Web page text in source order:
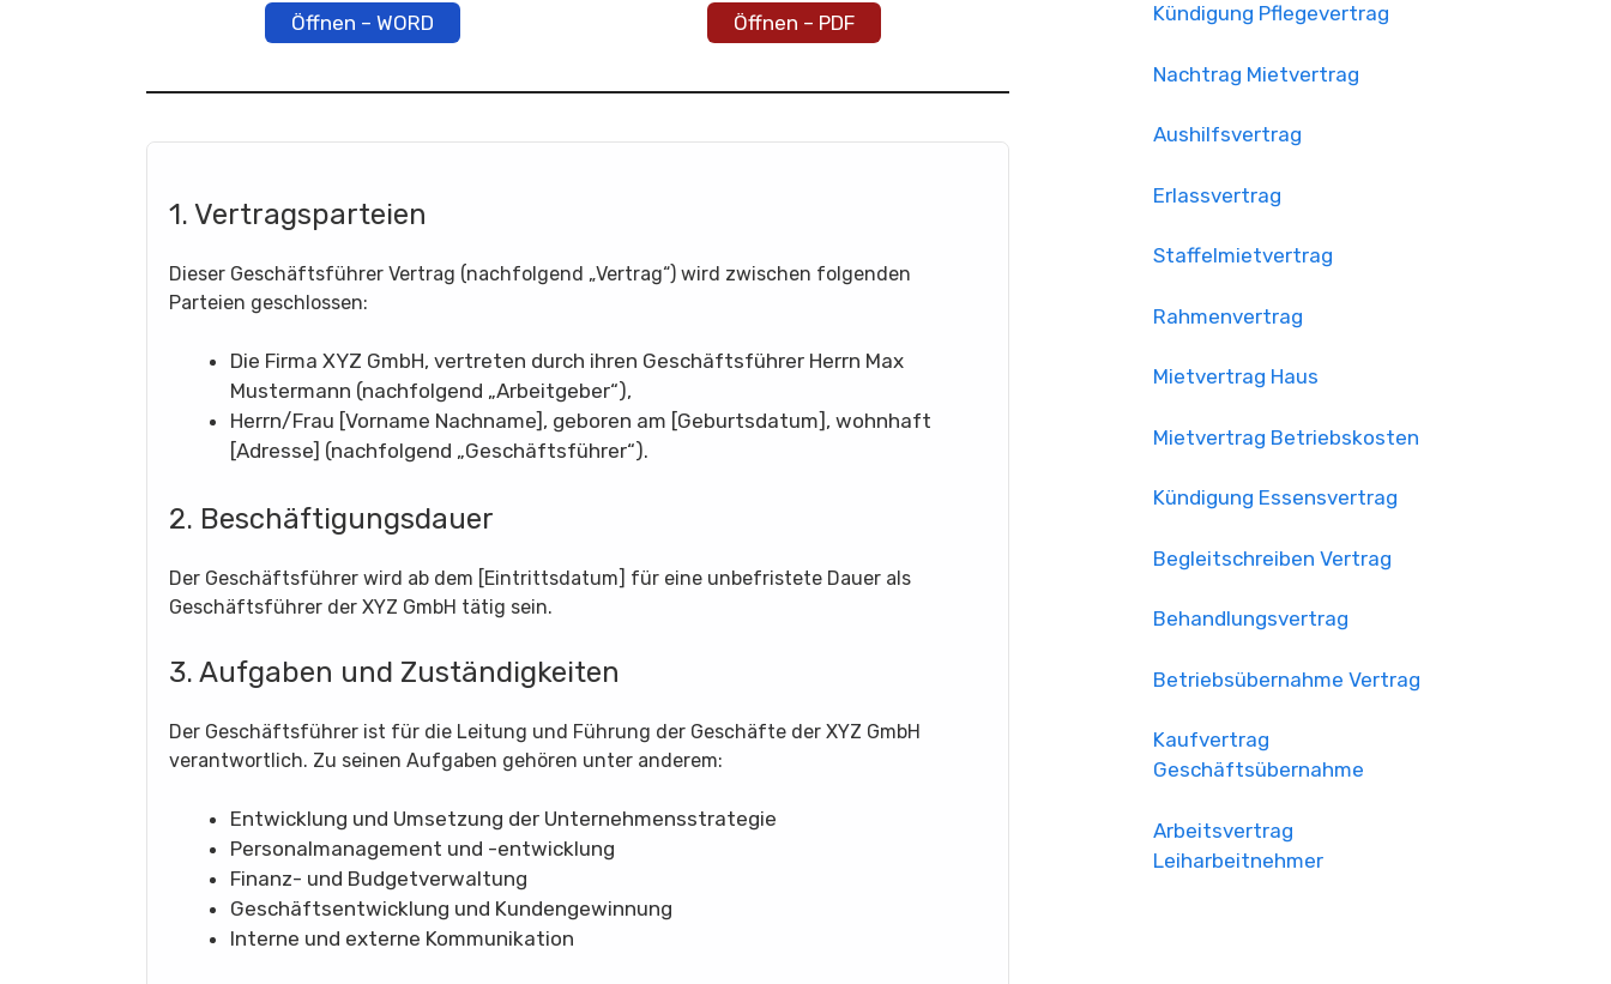
Öffnen – WORD Öffnen – PDF
1. Vertragsparteien
Dieser Geschäftsführer Vertrag (nachfolgend „Vertrag“) wird zwischen folgenden
Parteien geschlossen:
Die Firma XYZ GmbH, vertreten durch ihren Geschäftsführer Herrn Max
Mustermann (nachfolgend „Arbeitgeber“),
Herrn/Frau [Vorname Nachname], geboren am [Geburtsdatum], wohnhaft
[Adresse] (nachfolgend „Geschäftsführer“).
2. Beschäftigungsdauer
Der Geschäftsführer wird ab dem [Eintrittsdatum] für eine unbefristete Dauer als
Geschäftsführer der XYZ GmbH tätig sein.
3. Aufgaben und Zuständigkeiten
Der Geschäftsführer ist für die Leitung und Führung der Geschäfte der XYZ GmbH
verantwortlich. Zu seinen Aufgaben gehören unter anderem:
Entwicklung und Umsetzung der Unternehmensstrategie
Personalmanagement und -entwicklung
Finanz- und Budgetverwaltung
Geschäftsentwicklung und Kundengewinnung
Interne und externe Kommunikation
Kündigung Pflegevertrag
Nachtrag Mietvertrag
Aushilfsvertrag
Erlassvertrag
Staffelmietvertrag
Rahmenvertrag
Mietvertrag Haus
Mietvertrag Betriebskosten
Kündigung Essensvertrag
Begleitschreiben Vertrag
Behandlungsvertrag
Betriebsübernahme Vertrag
Kaufvertrag
Geschäftsübernahme
Arbeitsvertrag
Leiharbeitnehmer